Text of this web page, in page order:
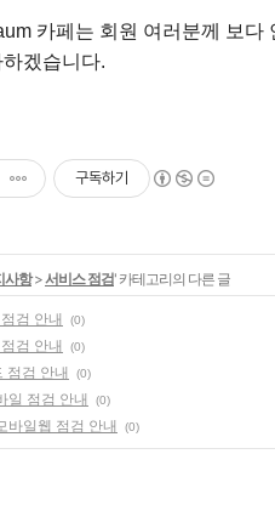
카페는 회원 여러분께 보다
겠습니다.
구독하기
사항>서비스 점검' 카테고리의 다른 글
검 안내 (0)
검 안내 (0)
점검 안내 (0)
일 점검 안내 (0)
바일웹 점검 안내 (0)